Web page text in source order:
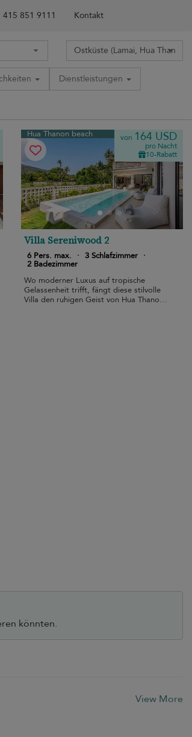
​415 851 9111 Kontakt
Dienstleistungen
Hua Thanon beach von 164 USD
pro Nacht
10-Rabatt
Villa Sereniwood 2
6 Pers. max. · 3 Schlafzimmer ·
2 Badezimmer
Wo moderner Luxus auf tropische
Gelassenheit trifft, fängt diese stilvolle
Villa den ruhigen Geist von Hua Thanon
könnten.
View More